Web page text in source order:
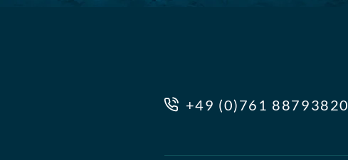
+49 (0)761 88793820